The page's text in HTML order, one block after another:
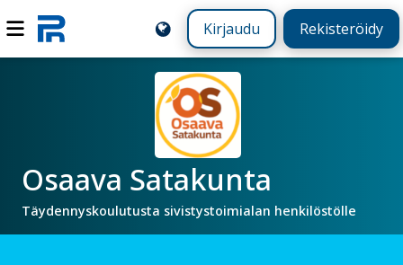
Kirjaudu Rekisteröidy
Osaava Satakunta
Täydennyskoulutusta sivistystoimialan henkilöstölle